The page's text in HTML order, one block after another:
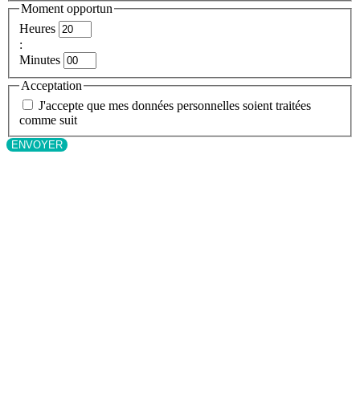
Moment opportun
Heures
:
Minutes
Acceptation
J'accepte que mes données personnelles soient traitées
comme suit